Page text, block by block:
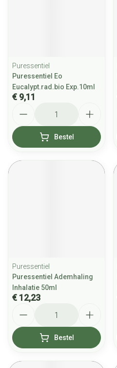
Puressentiel
Puressentiel Eo
Eucalypt.rad.bio Exp.10ml
€ 9,11
Bestel
Puressentiel
Puressentiel Ademhaling
Inhalatie 50ml
€ 12,23
Bestel